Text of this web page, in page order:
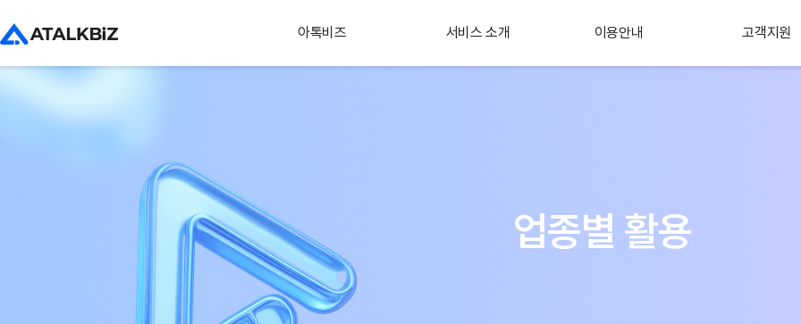
아톡비즈 서비스 소개 이용안내 고객지원
업종별 활용